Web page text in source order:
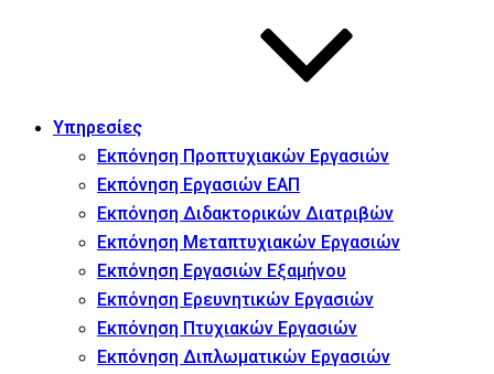
Υπηρεσίες
Εκπόνηση Προπτυχιακών Εργασιών
Εκπόνηση Εργασιών ΕΑΠ
Εκπόνηση Διδακτορικών Διατριβών
Εκπόνηση Μεταπτυχιακών Εργασιών
Εκπόνηση Εργασιών Εξαμήνου
Εκπόνηση Ερευνητικών Εργασιών
Εκπόνηση Πτυχιακών Εργασιών
Εκπόνηση Διπλωματικών Εργασιών